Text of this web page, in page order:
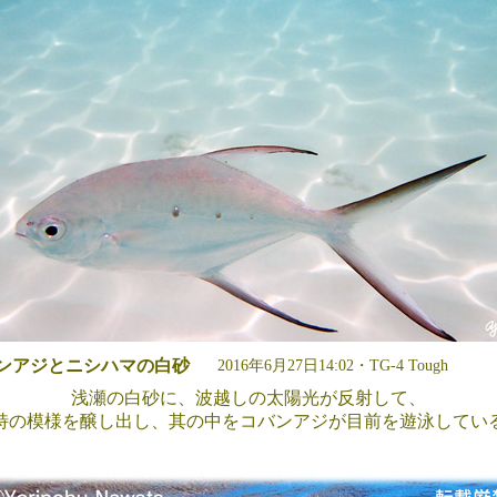
アジとニシハマの白砂 2016年6月27日14:02・TG-4 Tough
浅瀬の白砂に、波越しの太陽光が反射して、
の模様を醸し出し、其の中をコバンアジが目前を遊泳してい